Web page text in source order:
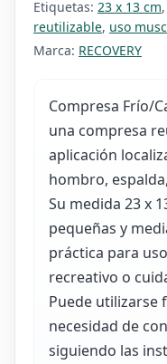
Etiquetas: 23 x 13 cm,
reutilizable, uso
Marca: RECOVERY
Compresa Frío/
una compresa
aplicación
hombro,
Su medida 23 x
pequeñas y
práctica para
recreativo o
Puede utilizarse
necesidad de
siguiendo las